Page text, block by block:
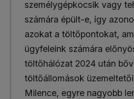
személygépkocsik vagy
számára épült-e, így
azokat a töltőpontokat,
ügyfeleink számára
töltőhálózat 2024 után
töltőállomások
Milence, egyre nagyobb